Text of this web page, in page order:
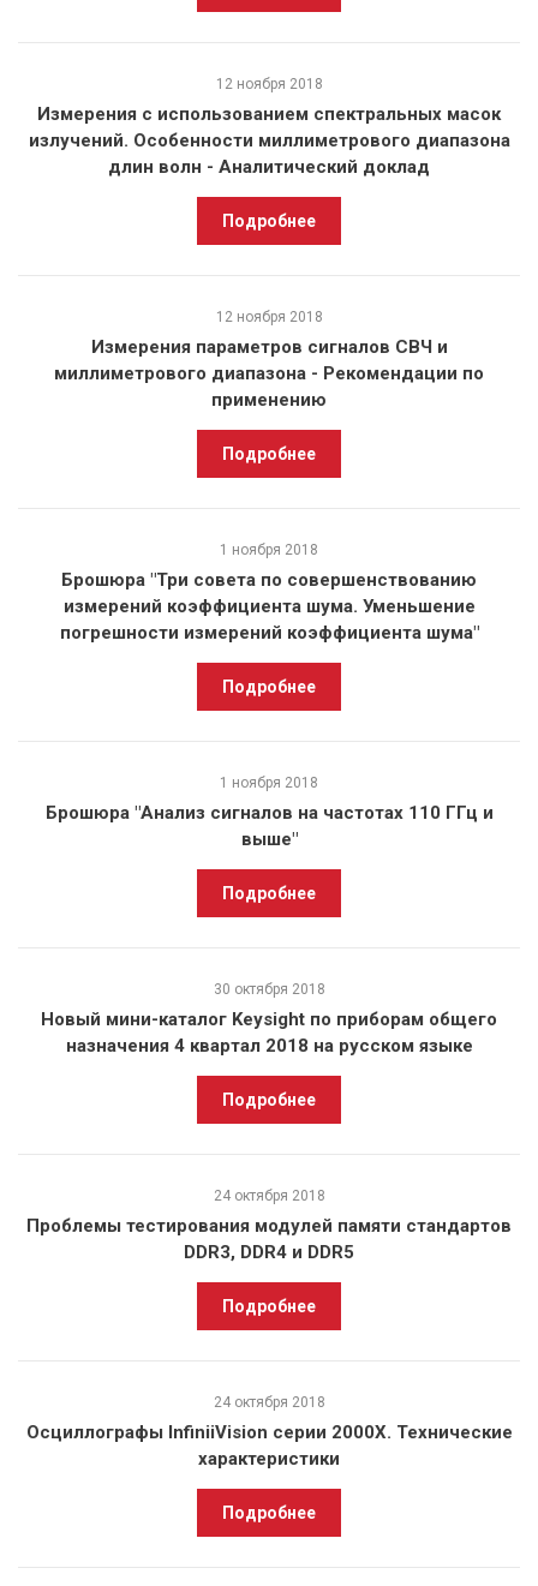
12 ноября 2018
Измерения с использованием спектральных масок
излучений. Особенности миллиметрового диапазона
длин волн - Аналитический доклад
Подробнее
12 ноября 2018
Измерения параметров сигналов СВЧ и
миллиметрового диапазона - Рекомендации по
применению
Подробнее
1 ноября 2018
Брошюра "Три совета по совершенствованию
измерений коэффициента шума. Уменьшение
погрешности измерений коэффициента шума"
Подробнее
1 ноября 2018
Брошюра "Анализ сигналов на частотах 110 ГГц и
выше"
Подробнее
30 октября 2018
Новый мини-каталог Keysight по приборам общего
назначения 4 квартал 2018 на русском языке
Подробнее
24 октября 2018
Проблемы тестирования модулей памяти стандартов
DDR3, DDR4 и DDR5
Подробнее
24 октября 2018
Осциллографы InfiniiVision серии 2000X. Технические
характеристики
Подробнее